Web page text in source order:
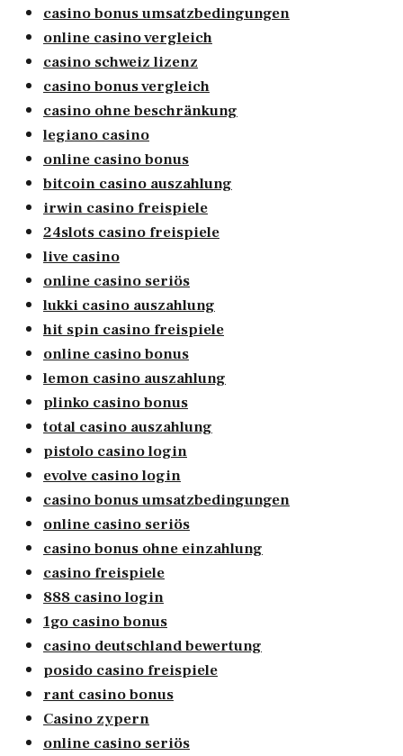
casino bonus umsatzbedingungen
online casino vergleich
casino schweiz lizenz
casino bonus vergleich
casino ohne beschränkung
legiano casino
online casino bonus
bitcoin casino auszahlung
irwin casino freispiele
24slots casino freispiele
live casino
online casino seriös
lukki casino auszahlung
hit spin casino freispiele
online casino bonus
lemon casino auszahlung
plinko casino bonus
total casino auszahlung
pistolo casino login
evolve casino login
casino bonus umsatzbedingungen
online casino seriös
casino bonus ohne einzahlung
casino freispiele
888 casino login
1go casino bonus
casino deutschland bewertung
posido casino freispiele
rant casino bonus
Casino zypern
online casino seriös